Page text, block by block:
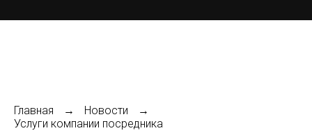
Главная → Новости
→
Услуги компании посредника